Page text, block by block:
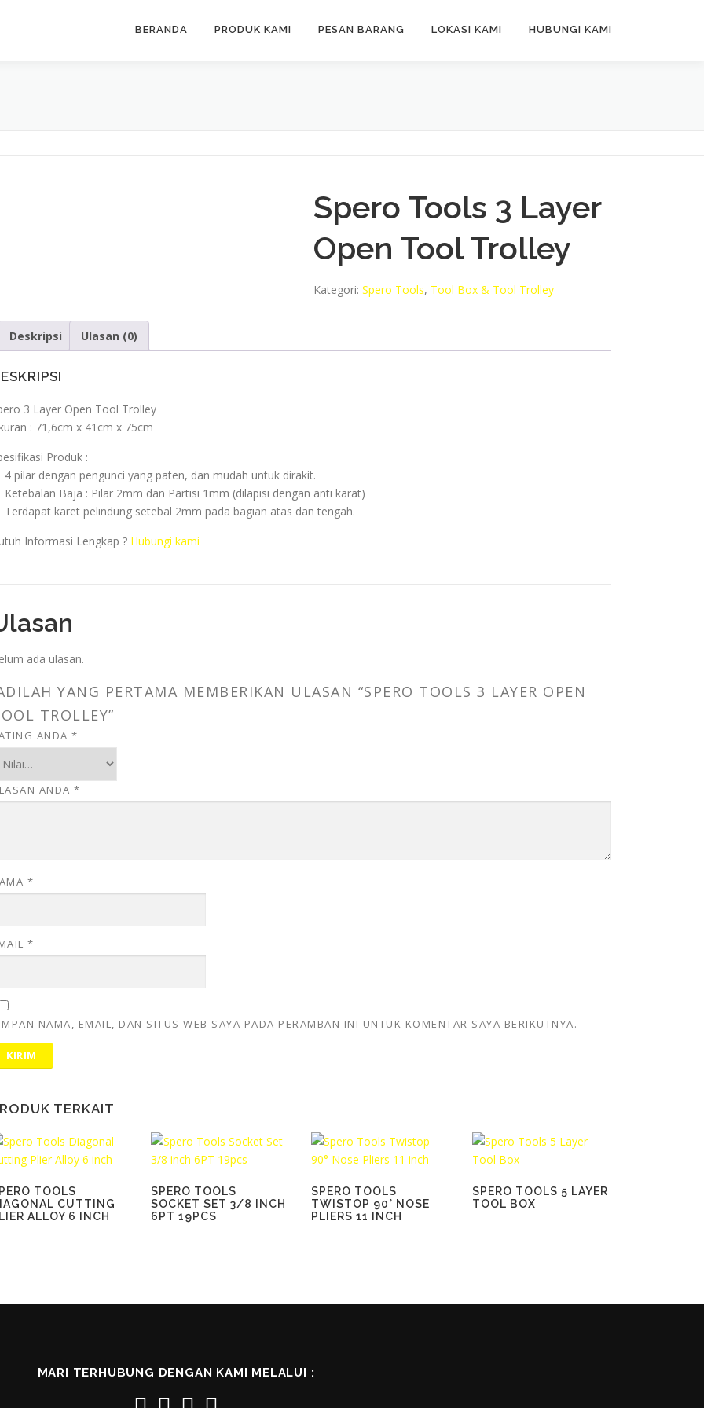
BERANDA PRODUK KAMI PESAN BARANG LOKASI KAMI HUBUNGI KAMI
Spero Tools 3 Layer
Open Tool Trolley
Kategori: Spero Tools, Tool Box & Tool Trolley
Deskripsi Ulasan (0)
3 Layer Open Tool Trolley
: 71,6cm x 41cm x 75cm
Produk :
4 pilar dengan pengunci yang paten, dan mudah untuk dirakit.
Ketebalan Baja : Pilar 2mm dan Partisi 1mm (dilapisi dengan anti karat)
Terdapat karet pelindung setebal 2mm pada bagian atas dan tengah.
Informasi Lengkap ? Hubungi kami
ada ulasan.
YANG PERTAMA MEMBERIKAN ULASAN “SPERO TOOLS 3 LAYER OPEN
TROLLEY”
ANDA *
ANDA *
*
*
NAMA, EMAIL, DAN SITUS WEB SAYA PADA PERAMBAN INI UNTUK KOMENTAR SAYA BERIKUTNYA.
TERKAIT
TOOLS
CUTTING
ALLOY 6 INCH
SPERO TOOLS
SOCKET SET 3/8 INCH
6PT 19PCS
SPERO TOOLS
TWISTOP 90° NOSE
PLIERS 11 INCH
SPERO TOOLS 5 LAYER
TOOL BOX
MARI TERHUBUNG DENGAN KAMI MELALUI :